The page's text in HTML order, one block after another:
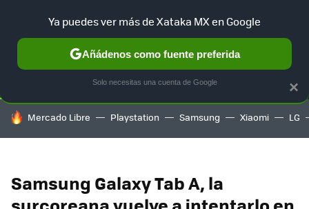
SELECCIÓN GAMING HOME AUTO TERRITORIO
HOY SE HABLA DE
Mercado Libre Playstation Samsung Xiaomi LG
Samsung Galaxy Tab A, la
×
Ya puedes ver más de Xataka MX en Google
Añádenos como fuente preferida
Solo necesitas una cuenta de Google